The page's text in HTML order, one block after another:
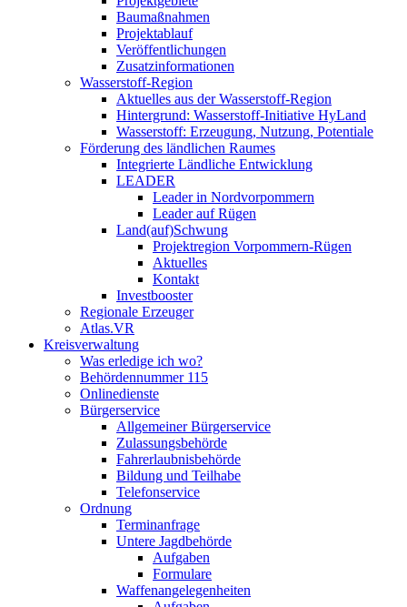
Baumaßnahmen
Projektablauf
Veröffentlichungen
Zusatzinformationen
Wasserstoff-Region
Aktuelles aus der Wasserstoff-Region
Hintergrund: Wasserstoff-Initiative HyLand
Wasserstoff: Erzeugung, Nutzung, Potentiale
Förderung des ländlichen Raumes
Integrierte Ländliche Entwicklung
LEADER
Leader in Nordvorpommern
Leader auf Rügen
Land(auf)Schwung
Projektregion Vorpommern-Rügen
Aktuelles
Kontakt
Investbooster
Regionale Erzeuger
Atlas.VR
Kreisverwaltung
Was erledige ich wo?
Behördennummer 115
Onlinedienste
Bürgerservice
Allgemeiner Bürgerservice
Zulassungsbehörde
Fahrerlaubnisbehörde
Bildung und Teilhabe
Telefonservice
Ordnung
Terminanfrage
Untere Jagdbehörde
Aufgaben
Formulare
Waffenangelegenheiten